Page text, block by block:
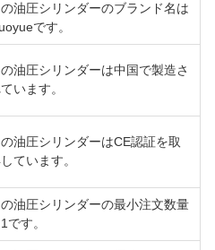
油圧シリンダーのブランド名は
です。
油圧シリンダーは中国で製造さ
います。
油圧シリンダーはCE認証を取
ています。
油圧シリンダーの最小注文数量
です。